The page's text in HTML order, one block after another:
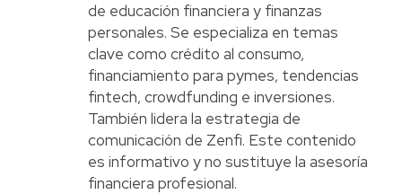
de educación financiera y finanzas
personales. Se especializa en temas
clave como crédito al consumo,
financiamiento para pymes, tendencias
fintech, crowdfunding e inversiones.
También lidera la estrategia de
comunicación de Zenfi. Este contenido
es informativo y no sustituye la asesoría
financiera profesional.